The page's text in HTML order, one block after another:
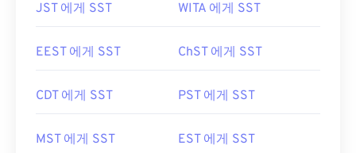
JST 에게 SST WITA 에게 SST
EEST 에게 SST ChST 에게 SST
CDT 에게 SST PST 에게 SST
MST 에게 SST EST 에게 SST